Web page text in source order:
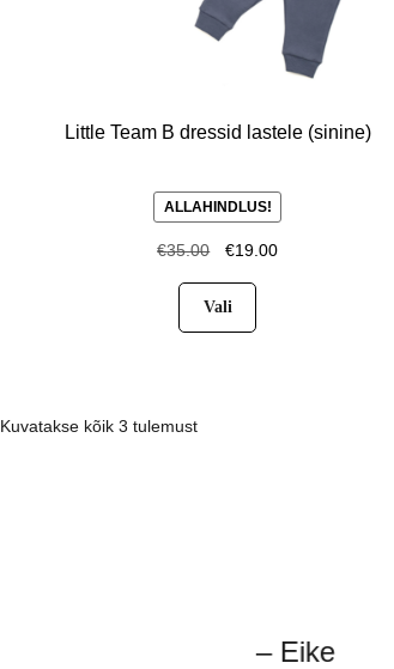
Little Team B dressid lastele (sinine)
ALLAHINDLUS!
€35.00 €19.00
Vali
Kuvatakse kõik 3 tulemust
– Eike